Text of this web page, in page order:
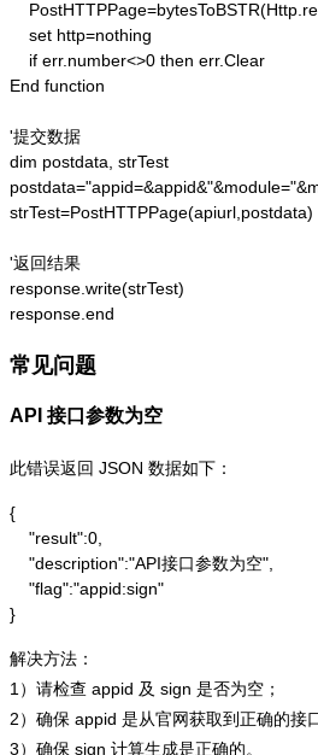
    set http=nothing
    if err.number<>0 then err.Clear
End function
'提交数据
dim postdata, strTest
strTest=PostHTTPPage(apiurl,postdata)
'返回结果
response.write(strTest)
response.end
常见问题
API 接口参数为空
此错误返回 JSON 数据如下：
{
    "result":0,
    "description":"API接口参数为空",
    "flag":"appid:sign"
}
解决方法：
1）请检查 appid 及 sign 是否为空；
2）确保 appid 是从官网获取到正确的接
3）确保 sign 计算生成是正确的。